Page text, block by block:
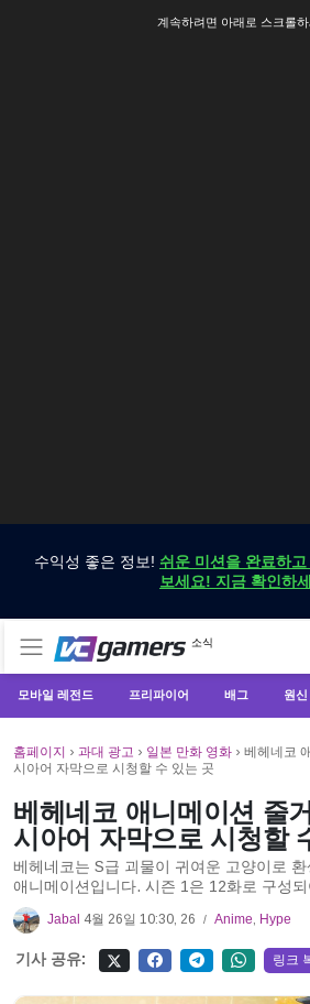
계속하려면 아래로 스크롤하
수익성 좋은 정보! 쉬운 미션을 완료하
보세요! 지금 확인하
VCGamers
소식
VCGamers에서만 최신
모바일 레전드 프리파이어 배그 원
홈페이지 › 과대 광고 › 일본 만화 영화 › 베헤네코
시아어 자막으로 시청할 수 있는 곳
베헤네코 애니메이션 줄
시아어 자막으로 시청할
베헤네코는 S급 괴물이 귀여운 고양이로
애니메이션입니다. 시즌 1은 12화로 구성
Jabal 4월 26일 10:30, 26 / Anime, Hype
기사 공유: 링크